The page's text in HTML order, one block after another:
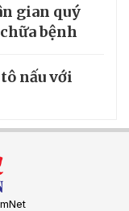
gian quý
bệnh
nấu với